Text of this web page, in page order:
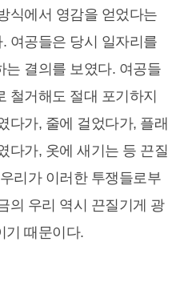
식에서 영감을 얻었다는
여공들은 당시 일자리를
는 결의를 보였다. 여공들
철거해도 절대 포기하지
다가, 줄에 걸었다가, 플래
다가, 옷에 새기는 등 끈질
리가 이러한 투쟁들로부
의 우리 역시 끈질기게 광
기 때문이다.